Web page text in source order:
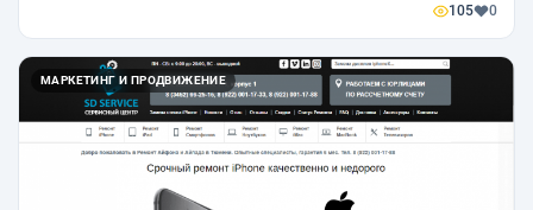
105 0
МАРКЕТИНГ И ПРОДВИЖЕНИЕ